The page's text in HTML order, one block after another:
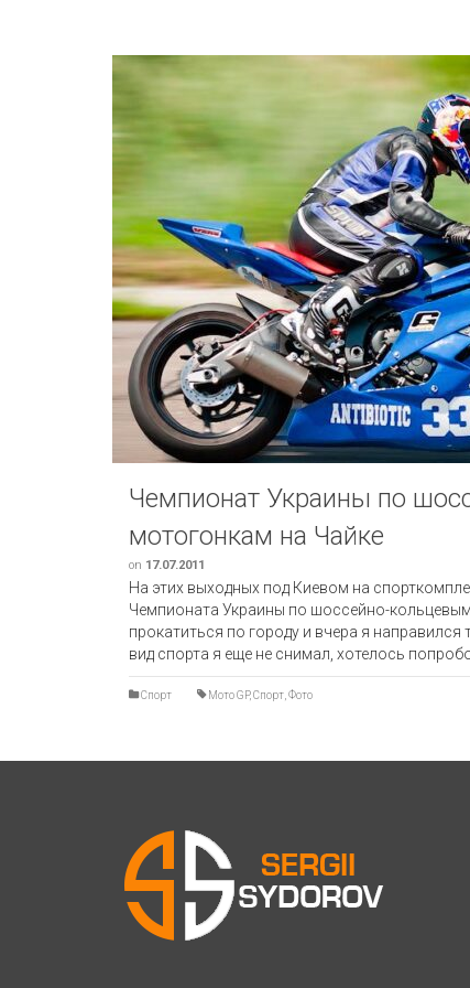
Чемпионат Украины по
мотогонкам на Чайке
on 17.07.2011
На этих выходных под Киевом на
Чемпионата Украины по шоссейно-
прокатиться по городу и вчера я направился
вид спорта я еще не снимал, хотелось
Спорт Мото GP,Спорт Фото